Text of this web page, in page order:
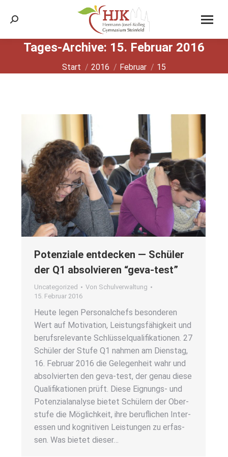
Search:
Tages-Archive: 15. Februar 2016
Sie befinden sich hier:
Start 2016 Februar 15
Poten­zia­le ent­de­cken — Schü­ler
der Q1 absol­vie­ren “geva-test”
Uncategorized Von Schulverwaltung
15. Februar 2016
Heu­te legen Per­so­nal­chefs beson­de­ren
Wert auf Moti­va­ti­on, Leis­tungs­fä­hig­keit und
berufs­re­le­van­te Schlüs­sel­qua­li­fi­ka­tio­nen. 27
Schü­ler der Stu­fe Q1 nah­men am Diens­tag,
16. Febru­ar 2016 die Gele­gen­heit wahr und
absol­vier­ten den geva-test, der genau die­se
Qua­li­fi­ka­tio­nen prüft. Die­se Eig­­nungs- und
Poten­zi­al­ana­ly­se bie­tet Schü­lern der Ober­
stu­fe die Mög­lich­keit, ihre beruf­li­chen Inter­
es­sen und kogni­ti­ven Leis­tun­gen zu erfas­
sen. Was bie­tet die­ser…